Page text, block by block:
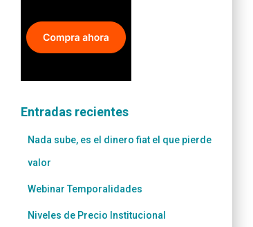
Entradas recientes
Nada sube, es el dinero fiat el que pierde
valor
Webinar Temporalidades
Niveles de Precio Institucional